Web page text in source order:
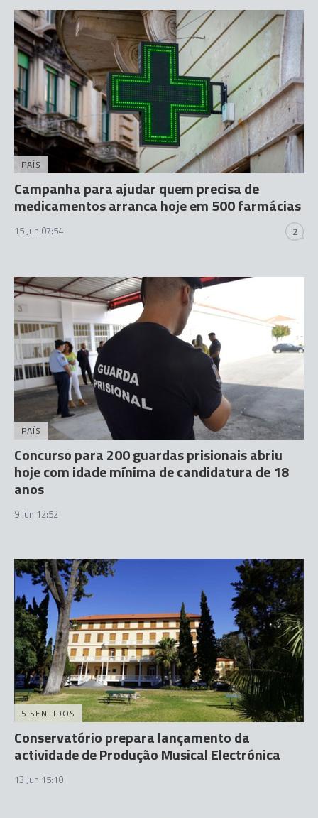
PAÍS
Campanha para ajudar quem precisa de
medicamentos arranca hoje em 500 farmácias
15 Jun 07:54 2
PAÍS
Concurso para 200 guardas prisionais abriu
hoje com idade mínima de candidatura de 18
anos
9 Jun 12:52
5 SENTIDOS
Conservatório prepara lançamento da
actividade de Produção Musical Electrónica
13 Jun 15:10